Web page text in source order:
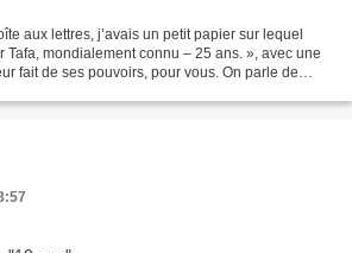
aux lettres, j’avais un petit papier sur lequel
Tafa, mondialement connu – 25 ans. », avec une
fait de ses pouvoirs, pour vous. On parle de